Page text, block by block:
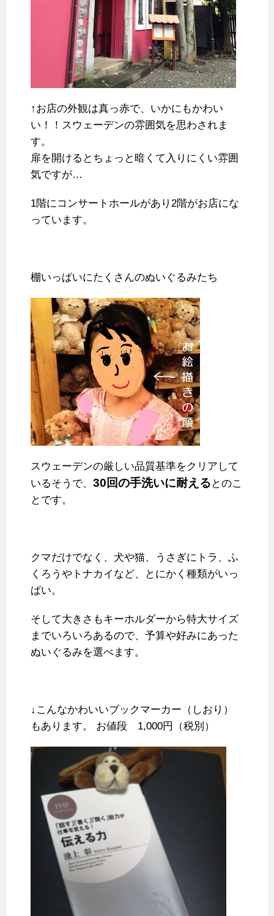
↑お店の外観は真っ赤で、いかにもかわい
い！！スウェーデンの雰囲気を思わされま
す。
扉を開けるとちょっと暗くて入りにくい雰囲
気ですが…
1階にコンサートホールがあり2階がお店にな
っています。
棚いっぱいにたくさんのぬいぐるみたち
スウェーデンの厳しい品質基準をクリアして
いるそうで、 30回の手洗いに耐える とのこ
とです。
クマだけでなく、犬や猫、うさぎにトラ、ふ
くろうやトナカイなど、とにかく種類がいっ
ぱい。
そして大きさもキーホルダーから特大サイズ
までいろいろあるので、予算や好みにあった
ぬいぐるみを選べます。
↓こんなかわいいブックマーカー（しおり）
もあります。 お値段 1,000円（税別）